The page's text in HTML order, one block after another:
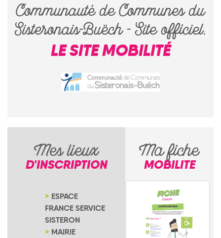
Communauté de Communes du
Sisteronais-Buëch - Site officiel.
LE SITE MOBILITÉ
Mes lieux
D'INSCRIPTION
ESPACE
FRANCE SERVICE
SISTERON
MAIRIE
Ma fiche
MOBILITE